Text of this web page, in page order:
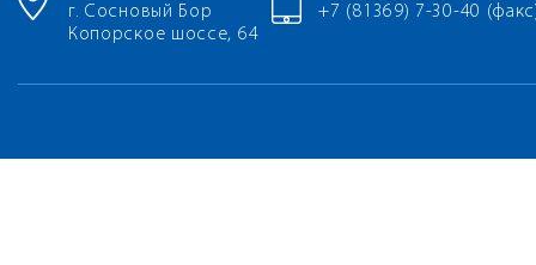
г. Сосновый Бор
Копорское шоссе, 64
+7 (81369) 7-30-40